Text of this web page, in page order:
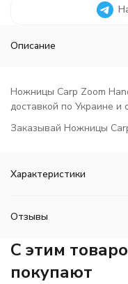
Описание
Ножницы Carp Zoom
доставкой по Украине и
Заказывай Ножницы
Характеристики
Отзывы
C этим
покупают